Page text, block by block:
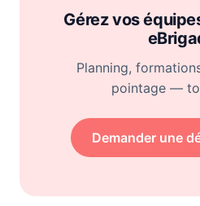
Gérez vos
Planning,
pointage —
Demander une